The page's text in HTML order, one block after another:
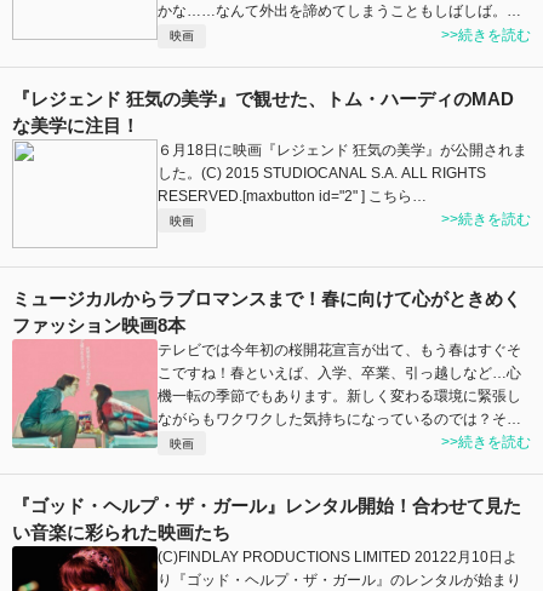
かな……なんて外出を諦めてしまうこともしばしば。…
映画 >>続きを読む
『レジェンド 狂気の美学』で観せた、トム・ハーディのMAD
な美学に注目！
６月18日に映画『レジェンド 狂気の美学』が公開されま
した。(C) 2015 STUDIOCANAL S.A. ALL RIGHTS
RESERVED.[maxbutton id="2" ] こちら…
映画 >>続きを読む
ミュージカルからラブロマンスまで！春に向けて心がときめく
ファッション映画8本
テレビでは今年初の桜開花宣言が出て、もう春はすぐそ
こですね！春といえば、入学、卒業、引っ越しなど…心
機一転の季節でもあります。新しく変わる環境に緊張し
ながらもワクワクした気持ちになっているのでは？そ…
映画 >>続きを読む
『ゴッド・ヘルプ・ザ・ガール』レンタル開始！合わせて見た
い音楽に彩られた映画たち
(C)FINDLAY PRODUCTIONS LIMITED 20122月10日よ
り『ゴッド・ヘルプ・ザ・ガール』のレンタルが始まり